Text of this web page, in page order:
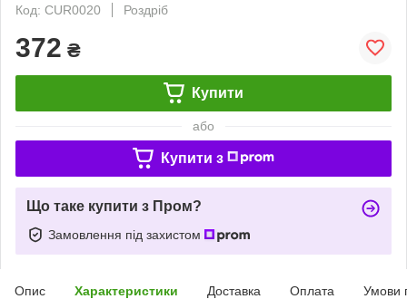
Код: CUR0020
Роздріб
372 ₴
Купити
або
Купити з
Що таке купити з Пром?
Замовлення під захистом
Опис Характеристики Доставка Оплата Умови